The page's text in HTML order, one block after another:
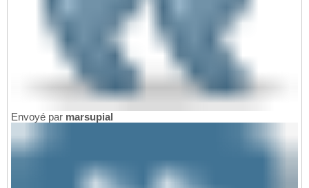
Envoyé par marsupial